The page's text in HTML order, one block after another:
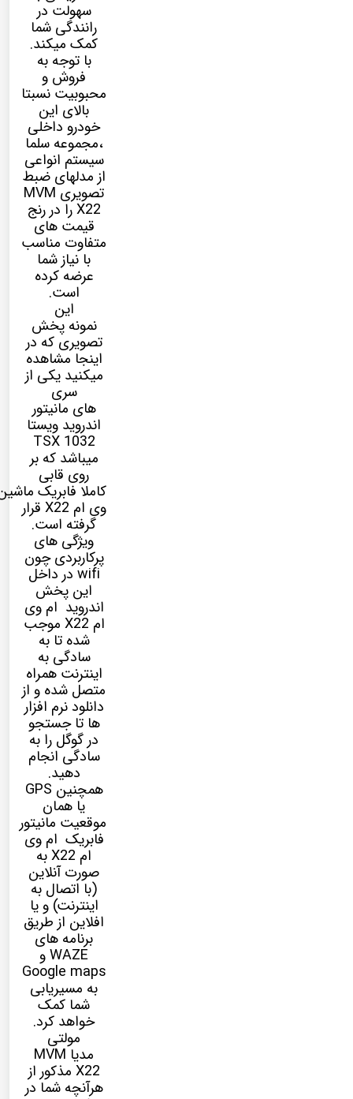
سهولت در
رانندگی شما
کمک میکند.
با توجه به
فروش و
محبوبیت نسبتا
بالای این
خودرو داخلی
،مجموعه سلما
سیستم انواعی
از مدلهای ضبط
تصویری MVM
X22 را در رنج
قیمت های
متفاوت مناسب
با نیاز شما
عرضه کرده
است.
این
نمونه پخش
تصویری که در
اینجا مشاهده
میکنید یکی از
سری
های مانیتور
اندروید ویستا
TSX 1032
میباشد که بر
روی قابی
کاملا فابریک
وی ام X22 قرار
گرفته است.
ویژگی های
پرکاربردی چون
wifi در داخل
این پخش
اندروید ام وی
ام X22 موجب
شده تا به
سادگی به
اینترنت همراه
متصل شده و از
دانلود نرم افزار
ها تا جستجو
در گوگل را به
سادگی انجام
دهید.
همچنین GPS
یا همان
موقعیت مانیتور
فابریک ام وی
ام X22 به
صورت آنلاین
(با اتصال به
اینترنت) و یا
افلاین از طریق
برنامه های
WAZE و
Google maps
به مسیریابی
شما کمک
خواهد کرد.
مولتی
مدیا MVM
X22 مذکور از
هرآنچه شما در